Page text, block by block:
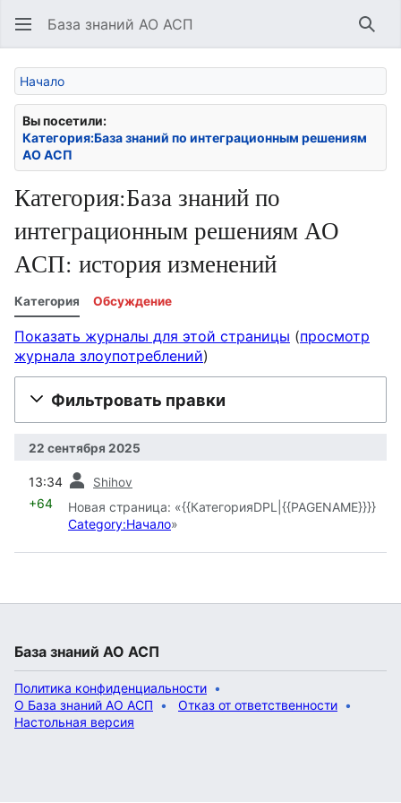
База знаний АО АСП
Начало
Вы посетили:
Категория:База знаний по интеграционным решениям
АО АСП
Категория:База знаний по
интеграционным решениям АО
АСП: история изменений
Категория Обсуждение
Показать журналы для этой страницы (просмотр
журнала злоупотреблений)
Фильтровать правки
22 сентября 2025
13:34 Shihov
+64
Новая страница: «{{КатегорияDPL|{{PAGENAME}}}}
Category:Начало»
База знаний АО АСП
Политика конфиденциальности
О База знаний АО АСП
Отказ от ответственности
Настольная версия